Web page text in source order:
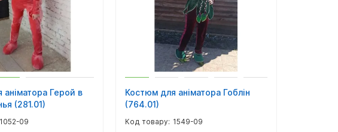
Герой в
(281.01)
1052-09
Костюм для аніматора Гоблін
(764.01)
1549-09